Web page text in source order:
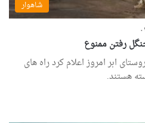
شاهوار
۰
رفتن ممنوع
ابر امروز اعلام کرد راه های
هستند.